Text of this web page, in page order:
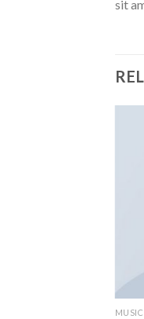
sit
MUSIC